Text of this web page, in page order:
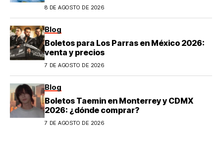
8 DE AGOSTO DE 2026
Blog
Boletos para Los Parras en México 2026:
venta y precios
7 DE AGOSTO DE 2026
Blog
Boletos Taemin en Monterrey y CDMX
2026: ¿dónde comprar?
7 DE AGOSTO DE 2026